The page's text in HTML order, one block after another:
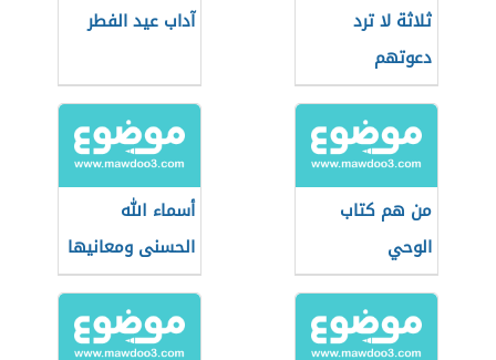
ثلاثة لا ترد
دعوتهم
آداب عيد الفطر
من هم كتاب
الوحي
أسماء الله
الحسنى ومعانيها